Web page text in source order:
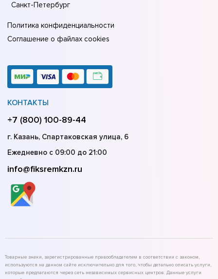
Санкт-Петербург
Политика конфиденциальности
Соглашение о файлах cookies
КОНТАКТЫ
+7 (800) 100-89-44
г. Казань, Спартаковская улица, 6
Ежедневно с 09:00 до 21:00
info@fiksremkzn.ru
Товарные знаки, зарегистрированные правообладателем в соответствии с законом,
используются на данном сайте исключительно для того, чтобы детально описать услуги,
которые предлагаются через сеть независимых сервисных центров. Данные услуги